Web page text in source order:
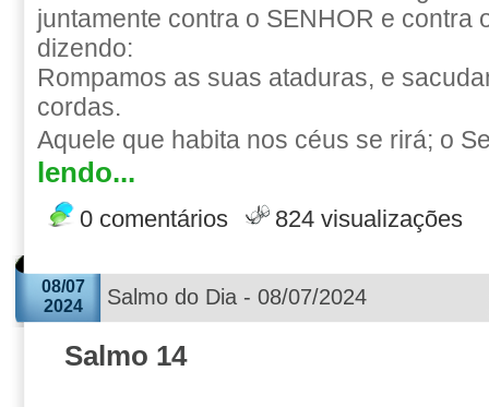
juntamente contra o SENHOR e contra
dizendo:
Rompamos as suas ataduras, e
cordas.
Aquele que habita nos céus se rirá; o
lendo...
0 comentários 824 visualizações
08/07
2024
Salmo do Dia - 08/07/2024
Salmo 14